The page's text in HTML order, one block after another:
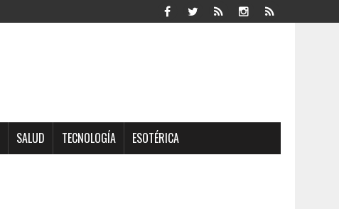
SALUD TECNOLOGÍA ESOTÉRICA